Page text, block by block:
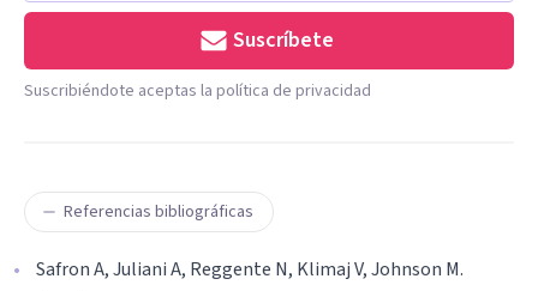
Suscríbete
Suscribiéndote aceptas la política de privacidad
Referencias bibliográficas
Safron A, Juliani A, Reggente N, Klimaj V, Johnson M.